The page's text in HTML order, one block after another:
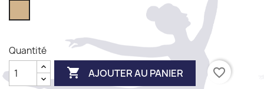
Quantité
 AJOUTER AU PANIER favorite_border